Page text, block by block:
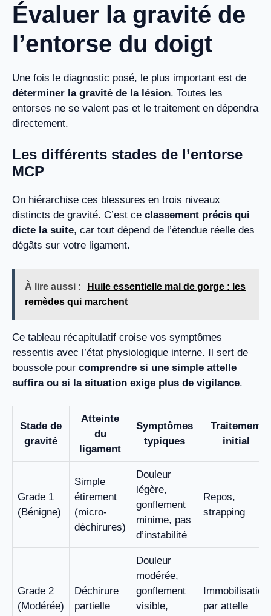
Évaluer la gravité de
l’entorse du doigt
Une fois le diagnostic posé, le plus important est de
déterminer la gravité de la lésion. Toutes les
entorses ne se valent pas et le traitement en dépendra
directement.
Les différents stades de l’entorse
MCP
On hiérarchise ces blessures en trois niveaux
distincts de gravité. C’est ce classement précis qui
dicte la suite, car tout dépend de l’étendue réelle des
dégâts sur votre ligament.
À lire aussi :
Huile essentielle mal de gorge : les
remèdes qui marchent
Ce tableau récapitulatif croise vos symptômes
ressentis avec l’état physiologique interne. Il sert de
boussole pour comprendre si une simple attelle
suffira ou si la situation exige plus de vigilance.
Stade de
gravité
Atteinte
du
ligament
Symptômes
typiques
Traitement
initial
Grade 1
(Bénigne)
Simple
étirement
(micro-
déchirures)
Douleur
légère,
gonflement
minime, pas
d’instabilité
Repos,
strapping
Grade 2
(Modérée)
Déchirure
partielle
Douleur
modérée,
gonflement
visible,
Immobilisation
par attelle